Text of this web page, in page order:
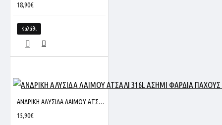
18,90€
Καλάθι
ΑΝΔΡΙΚΗ ΑΛΥΣΙΔΑ ΛΑΙΜΟΥ ΑΤΣΑΛΙ 316L ΑΣΗΜΙ ΦΑΡΔΙΑ ΠΑΧΟΥΣ 5MM ΚΑΙ ΜΗΚΟΥΣ 60CM SC351
15,90€